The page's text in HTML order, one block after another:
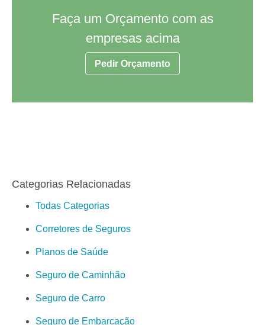
Faça um Orçamento com as
empresas acima
Pedir Orçamento
Categorias Relacionadas
Todas Categorias
Corretores de Seguros
Planos de Saúde
Seguro de Caminhão
Seguro de Carro
Seguro de Embarcação